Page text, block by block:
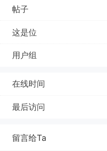
帖子
这是位
用户组
在线时间
最后访问
留言给Ta